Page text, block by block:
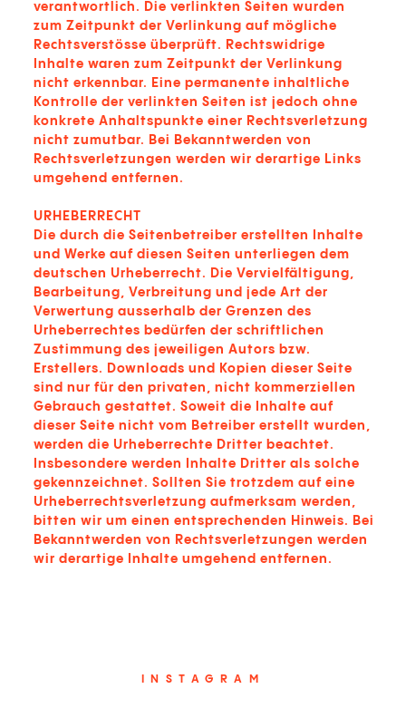
verantwortlich. Die verlinkten Seiten wurden
zum Zeitpunkt der Verlinkung auf mögliche
Rechtsverstösse überprüft. Rechtswidrige
Inhalte waren zum Zeitpunkt der Verlinkung
nicht erkennbar. Eine permanente inhaltliche
Kontrolle der verlinkten Seiten ist jedoch ohne
konkrete Anhaltspunkte einer Rechtsverletzung
nicht zumutbar. Bei Bekanntwerden von
Rechtsverletzungen werden wir derartige Links
umgehend entfernen.
URHEBERRECHT
Die durch die Seitenbetreiber erstellten Inhalte
und Werke auf diesen Seiten unterliegen dem
deutschen Urheberrecht. Die Vervielfältigung,
Bearbeitung, Verbreitung und jede Art der
Verwertung ausserhalb der Grenzen des
Urheberrechtes bedürfen der schriftlichen
Zustimmung des jeweiligen Autors bzw.
Erstellers. Downloads und Kopien dieser Seite
sind nur für den privaten, nicht kommerziellen
Gebrauch gestattet. Soweit die Inhalte auf
dieser Seite nicht vom Betreiber erstellt wurden,
werden die Urheberrechte Dritter beachtet.
Insbesondere werden Inhalte Dritter als solche
gekennzeichnet. Sollten Sie trotzdem auf eine
Urheberrechtsverletzung aufmerksam werden,
bitten wir um einen entsprechenden Hinweis. Bei
Bekanntwerden von Rechtsverletzungen werden
wir derartige Inhalte umgehend entfernen.
INSTAGRAM